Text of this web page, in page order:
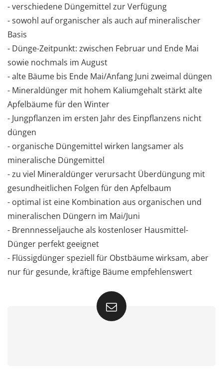
- verschiedene Düngemittel zur Verfügung
- sowohl auf organischer als auch auf mineralischer
Basis
- Dünge-Zeitpunkt: zwischen Februar und Ende Mai
sowie nochmals im August
- alte Bäume bis Ende Mai/Anfang Juni zweimal düngen
- Mineraldünger mit hohem Kaliumgehalt stärkt alte
Apfelbäume für den Winter
- Jungpflanzen im ersten Jahr des Einpflanzens nicht
düngen
- organische Düngemittel wirken langsamer als
mineralische Düngemittel
- zu viel Mineraldünger verursacht Überdüngung mit
gesundheitlichen Folgen für den Apfelbaum
- optimal ist eine Kombination aus organischen und
mineralischen Düngern im Mai/Juni
- Brennnesseljauche als kostenloser Hausmittel-
Dünger perfekt geeignet
- Flüssigdünger speziell für Obstbäume wirksam, aber
nur für gesunde, kräftige Bäume empfehlenswert